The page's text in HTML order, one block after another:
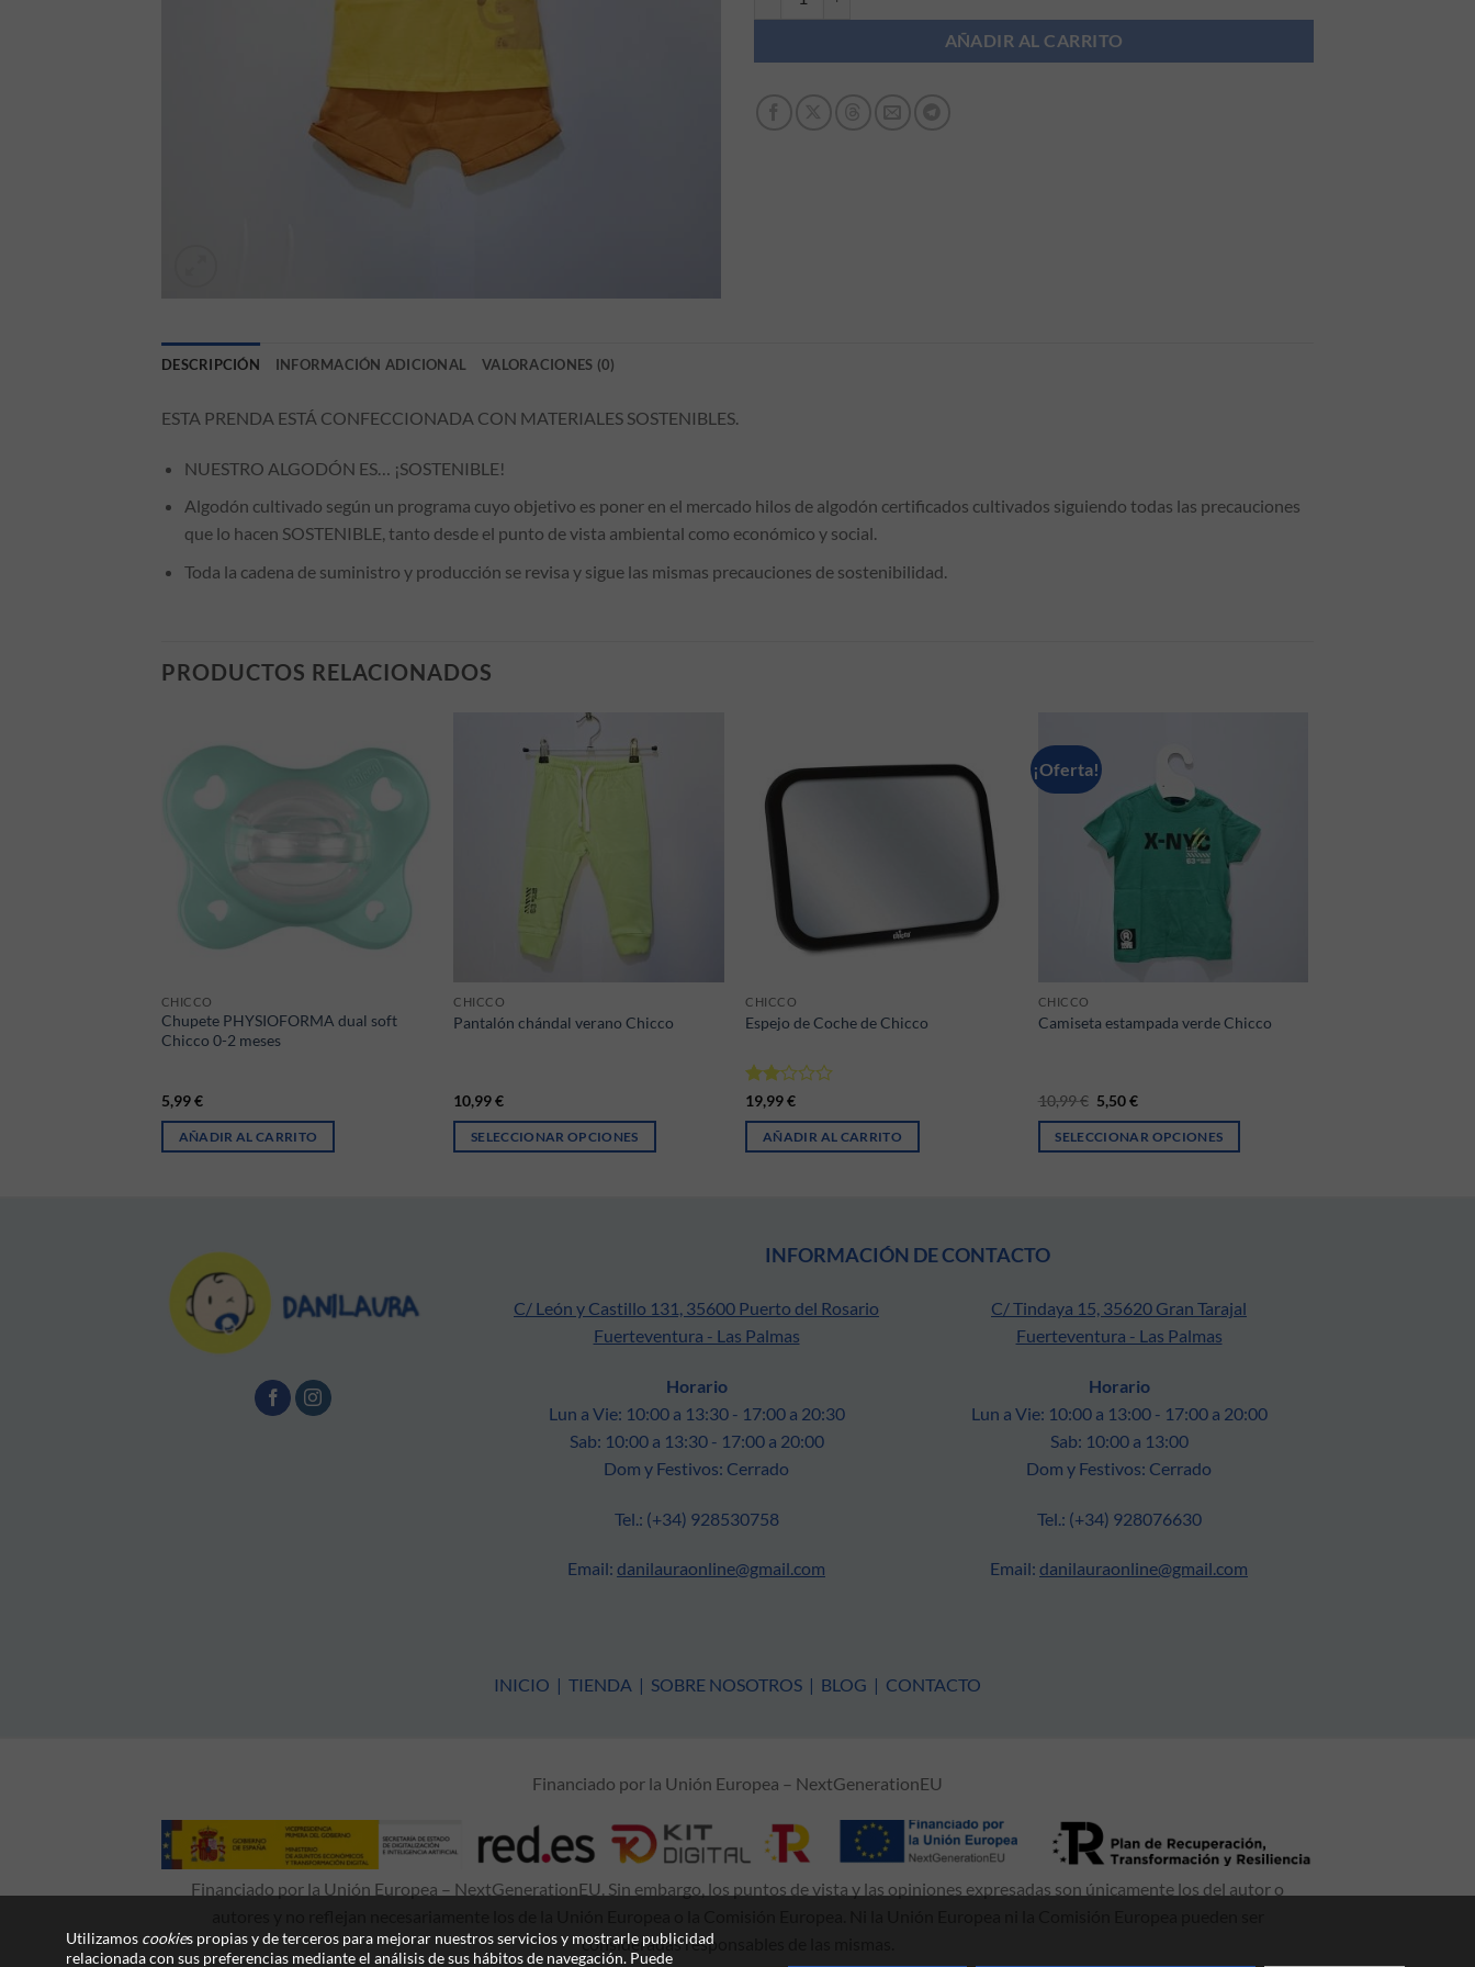
AÑADIR AL CARRITO
DESCRIPCIÓN INFORMACIÓN ADICIONAL VALORACIONES (0)
ESTA PRENDA ESTÁ CONFECCIONADA CON MATERIALES SOSTENIBLES.
NUESTRO ALGODÓN ES… ¡SOSTENIBLE!
Algodón cultivado según un programa cuyo objetivo es poner en el mercado hilos de algodón certificados cultivados siguiendo todas las precauciones
que lo hacen SOSTENIBLE, tanto desde el punto de vista ambiental como económico y social.
Toda la cadena de suministro y producción se revisa y sigue las mismas precauciones de sostenibilidad.
PRODUCTOS RELACIONADOS
CHICCO
Chupete PHYSIOFORMA dual soft
Chicco 0-2 meses
5,99€
AÑADIR AL CARRITO
CHICCO
Pantalón chándal verano Chicco
10,99€
SELECCIONAR OPCIONES
CHICCO
Espejo de Coche de Chicco
Valorado
de
5
19,99€
AÑADIR AL CARRITO
¡Oferta!
CHICCO
Camiseta estampada verde Chicco
10,99€ El precio original era: 10,99 €.
5,50€El precio actual es: 5,50 €.
SELECCIONAR OPCIONES
INFORMACIÓN DE CONTACTO
C/ León y Castillo 131, 35600 Puerto del Rosario
Fuerteventura - Las Palmas
Horario
Lun a Vie: 10:00 a 13:30 - 17:00 a 20:30
Sab: 10:00 a 13:30 - 17:00 a 20:00
Dom y Festivos: Cerrado
Tel.: (+34) 928530758
Email: danilauraonline@gmail.com
C/ Tindaya 15, 35620 Gran Tarajal
Fuerteventura - Las Palmas
Horario
Lun a Vie: 10:00 a 13:00 - 17:00 a 20:00
Sab: 10:00 a 13:00
Dom y Festivos: Cerrado
Tel.: (+34) 928076630
Email: danilauraonline@gmail.com
INICIO | TIENDA | SOBRE NOSOTROS | BLOG | CONTACTO
Financiado por la Unión Europea – NextGenerationEU
Financiado por la Unión Europea – NextGenerationEU. Sin embargo, los puntos de vista y las opiniones expresadas son únicamente los del autor o
consideradas responsables de las mismas.
Utilizamos cookies propias y de terceros para mejorar nuestros servicios y mostrarle publicidad
relacionada con sus preferencias mediante el análisis de sus hábitos de navegación. Puede